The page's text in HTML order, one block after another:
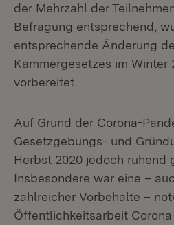
der Mehrzahl der
Befragung entsprechend,
entsprechende Änderung
Kammergesetzes im Winter
vorbereitet.
Auf Grund der Corona-
Gesetzgebungs- und
Herbst 2020 jedoch ruhend
Insbesondere war eine –
zahlreicher Vorbehalte –
Öffentlichkeitsarbeit